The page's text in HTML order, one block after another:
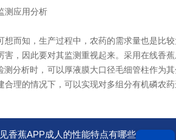
应用分析
而知，生产过程中，农药的需求量也是比较
害，因此要对其监测重视起来。采用在线香
测分析时，可以厚液膜大口径毛细管柱作为
合理的情况下，可以实现对多组分有机磷农
香蕉APP成人的性能特点有哪些？